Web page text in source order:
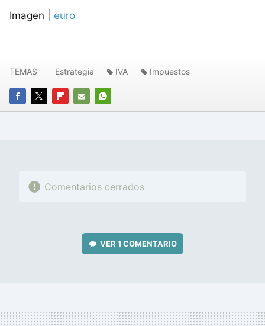
Imagen | euro
FACEBOOK
TWITTERFLIPBOARD
E-
WHATSAPP
TEMAS Estrategia IVA Impuestos
Comentarios cerrados
VER 1 COMENTARIO